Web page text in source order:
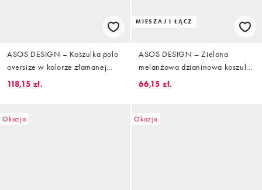
ASOS DESIGN – Koszulka polo
oversize w kolorze złamanej
bieli z grafiką z motywem piłki
118,15 zł.
MIESZAJ I ŁĄCZ
ASOS DESIGN – Zielona
melanżowa dzianinowa koszulka
polo o luźnym kroju, część
66,15 zł.
Okazja Okazja